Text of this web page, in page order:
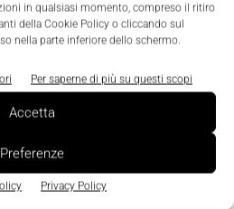
in qualsiasi momento, compreso il ritiro
della Cookie Policy o cliccando sul
nella parte inferiore dello schermo.
Per saperne di più su questi scopi
Accetta
Preferenze
Privacy Policy